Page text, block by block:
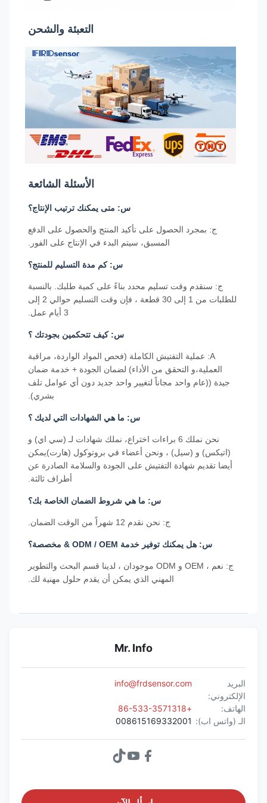
التعبئة والشحن
الأسئلة الشائعة
س: متى يمكنك ترتيب الإنتاج؟
ج: بمجرد الحصول على تأكيد المنتج والحصول على الدفع
المسبق، سيتم البدء في الإنتاج على الفور.
س: كم مدة التسليم للمنتج؟
ج: سنقدم وقت تسليم محدد بناءً على كمية طلبك. بالنسبة
للطلبات من 1 إلى 30 قطعة ، فإن وقت التسليم حوالي 2 إلى
س: كيف تتحكمين بجودتك ؟
A: عملية التفتيش الكاملة (فحص المواد الواردة، مراقبة
العملية،و التحقق من الأداء) لضمان الجودة + خدمة ضمان
جيدة ((عام واحد مجاناً لتغيير واحد جديد دون أي عوامل تلف
بشري).
س: ما هي الشهادات التي لديك ؟
نحن نملك 6 براءات اختراع، نملك شهادات لـ (سي اي) و
(اتيكس) و (سيل) ، ونحن أعضاء في بروتوكول (هارت)يمكن
أيضا تقديم شهادة التفتيش على الجودة والسلامة الصادرة عن
أطراف ثالثة.
س: ما هي شروط الضمان الخاصة بك؟
ج: نحن نقدم 12 شهراً من الوقت الضمان.
س: هل يمكنك توفير خدمة ODM / OEM & مخصصة؟
ج: نعم ، OEM و ODM موجودان ، لدينا قسم البحث والتطوير
المهني الذي يمكن أن يقدم حلول مهنية لك.
Mr. Info
الإلكتروني:
info@frdsensor.com
الهاتف:
الـ (واتس اب): 008615169332001